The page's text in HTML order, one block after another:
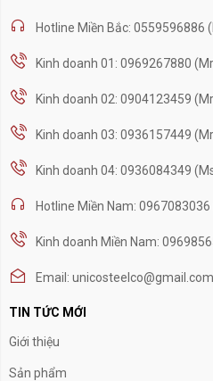
Hotline Miền Bắc: 0559596886
Kinh doanh 01: 0969267880
Kinh doanh 02: 0904123459
Kinh doanh 03: 0936157449
Kinh doanh 04: 0936084349
Hotline Miền Nam: 0967083036
Kinh doanh Miền Nam:
Email: unicosteelco@gmail.com
TIN TỨC MỚI
Giới thiệu
Sản phẩm